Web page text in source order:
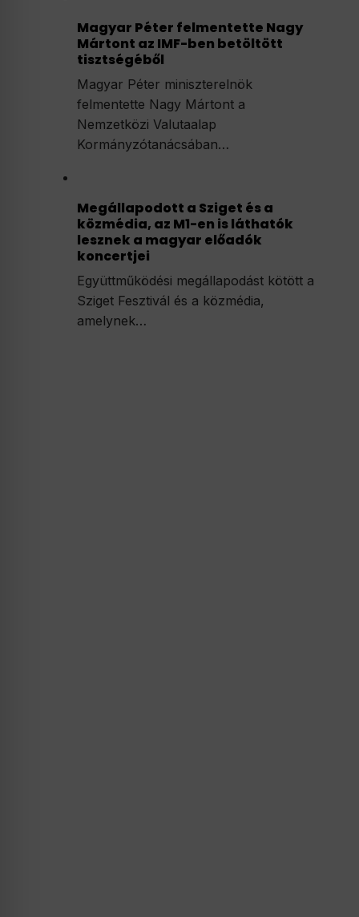
Magyar Péter felmentette Nagy
Mártont az IMF-ben betöltött
tisztségéből
Magyar Péter miniszterelnök
felmentette Nagy Mártont a
Nemzetközi Valutaalap
Kormányzótanácsában…
Megállapodott a Sziget és a
közmédia, az M1-en is láthatók
lesznek a magyar előadók
koncertjei
Együttműködési megállapodást kötött a
Sziget Fesztivál és a közmédia,
amelynek…